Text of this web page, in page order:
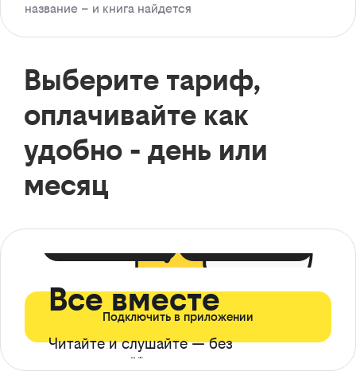
название – и книга найдется
Выберите тариф,
оплачивайте как
удобно - день или
месяц
Все вместе
Читайте и слушайте — без
ограничений*
Подключить в приложении